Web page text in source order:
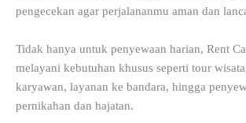
pengecekan agar perjalananmu aman dan
Tidak hanya untuk penyewaan harian, Rent
melayani kebutuhan khusus seperti tour
karyawan, layanan ke bandara, hingga
pernikahan dan hajatan.